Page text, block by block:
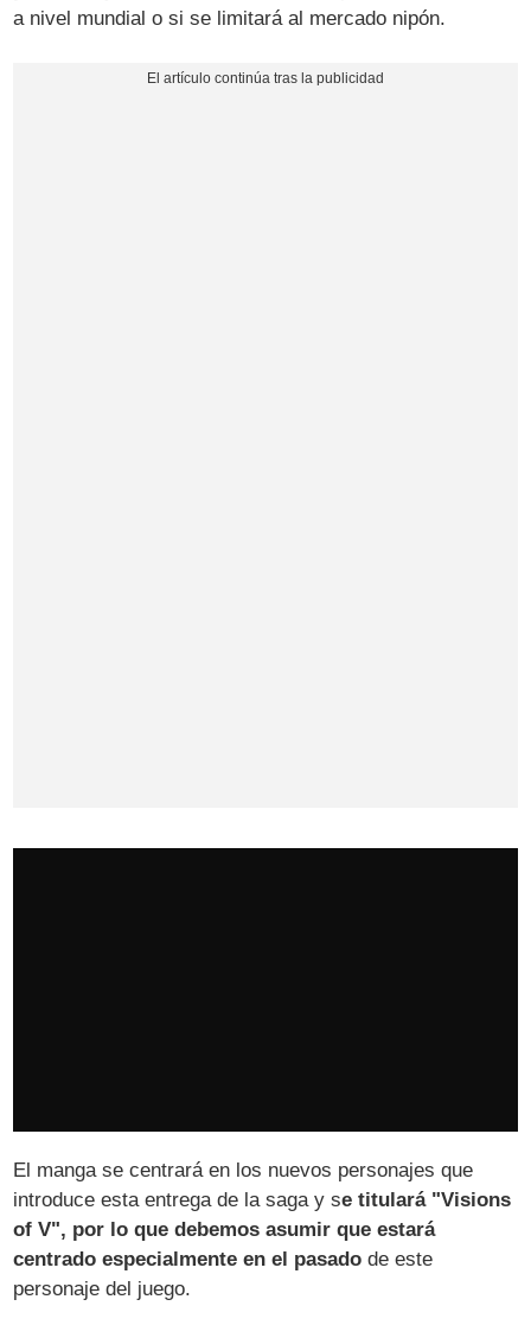
a nivel mundial o si se limitará al mercado nipón.
El manga se centrará en los nuevos personajes que
introduce esta entrega de la saga y se titulará "Visions
of V", por lo que debemos asumir que estará
centrado especialmente en el pasado de este
personaje del juego.